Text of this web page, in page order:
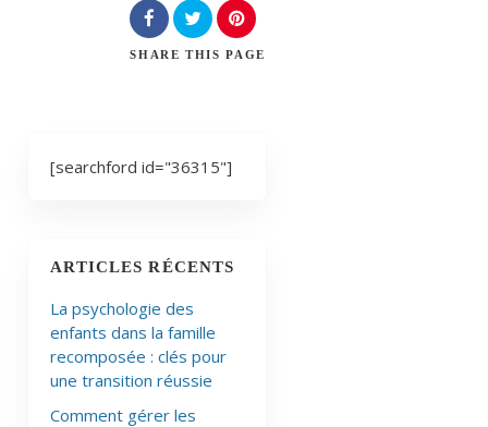
SHARE THIS PAGE
[searchford id="36315"]
ARTICLES RÉCENTS
La psychologie des
enfants dans la famille
recomposée : clés pour
une transition réussie
Comment gérer les